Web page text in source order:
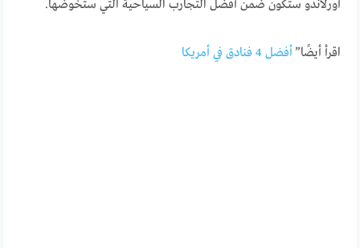
أورلاندو ستكون ضمن أفضل التجارب السياحية التي ستخوضها.
اقرأ أيضًا” أفضل 4 فنادق في أمريكا